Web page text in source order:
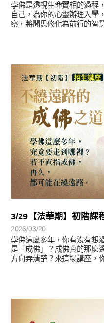
學佛是透視生命實相的過程
自己，為你的心靈辦理入學
察，將聞思修化為前行的智
3/29【法華期】初階課
2026/03/20
學佛這麼多年，你有沒有
是「成佛」？成佛真的那麼
方向弄清楚？來這場講座，